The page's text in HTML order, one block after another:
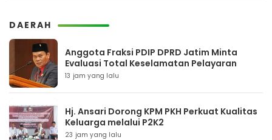
DAERAH
Anggota Fraksi PDIP DPRD Jatim Minta
Evaluasi Total Keselamatan Pelayaran
13 jam yang lalu
Hj. Ansari Dorong KPM PKH Perkuat Kualitas
Keluarga melalui P2K2
23 jam yang lalu